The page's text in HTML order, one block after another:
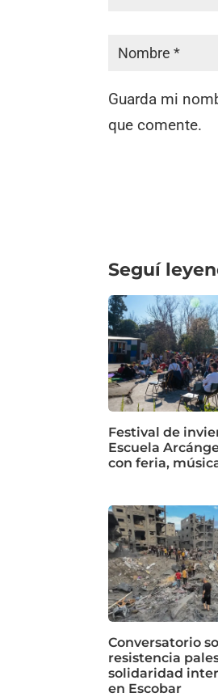
Guarda mi
que comente.
Seguí
Festival de
Escuela
con feria,
Conversatorio
resistencia
solidaridad
en Escobar